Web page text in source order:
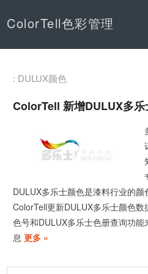
ColorTell色彩管理
: DULUX颜色
ColorTell 新增DULUX多乐
DULUX多乐士颜色是漆料行业的颜
ColorTell更新DULUX多乐士颜色
色号和DULUX多乐士色册查询功
息 更多 »